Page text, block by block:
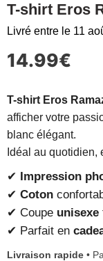
T-shirt Eros
Livré entre le 11
14.99€
T-shirt Eros
afficher votre
blanc élégant.
Idéal au quotidien,
✔ Impression
✔ Coton
✔ Coupe unisexe
✔ Parfait en
Livraison rapide •